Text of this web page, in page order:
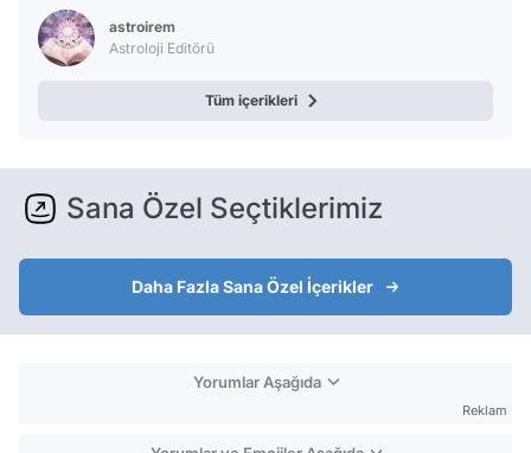
astroirem
Astroloji Editörü
Tüm içerikleri
Sana Özel Seçtiklerimiz
Daha Fazla Sana Özel İçerikler
Yorumlar Aşağıda
Reklam